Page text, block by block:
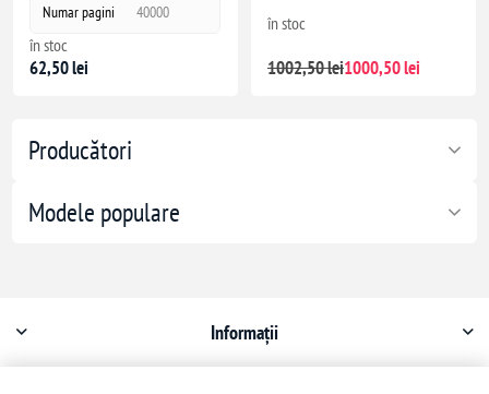
Producători
Modele populare
Numar pagini 40000
în stoc
62,50 lei
în stoc
1002,50 lei1000,50 lei
Informații